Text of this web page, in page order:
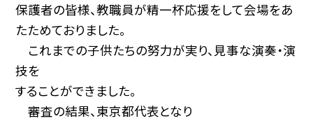
保護者の皆様、教職員が精一杯応援をして会場をあ
たためておりました。
これまでの子供たちの努力が実り、見事な演奏・演
技を
することができました。
審査の結果、東京都代表となり